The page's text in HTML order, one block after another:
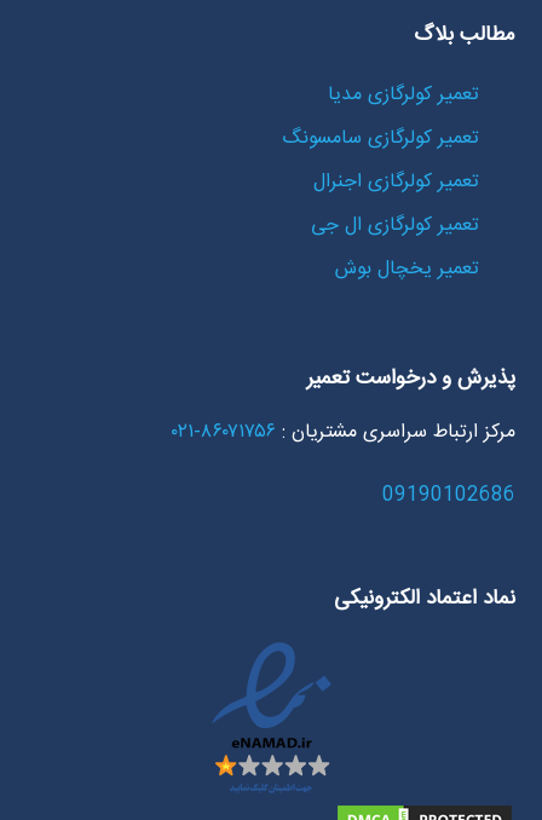
مطالب بلاگ
تعمیر کولرگازی مدیا
تعمیر کولرگازی سامسونگ
تعمیر کولرگازی اجنرال
تعمیر کولرگازی ال جی
تعمیر یخچال بوش
پذیرش و درخواست تعمیر
مرکز ارتباط سراسری مشتریان : ۸۶۰۷۱۷۵۶-۰۲۱
09190102686
نماد اعتماد الکترونیکی